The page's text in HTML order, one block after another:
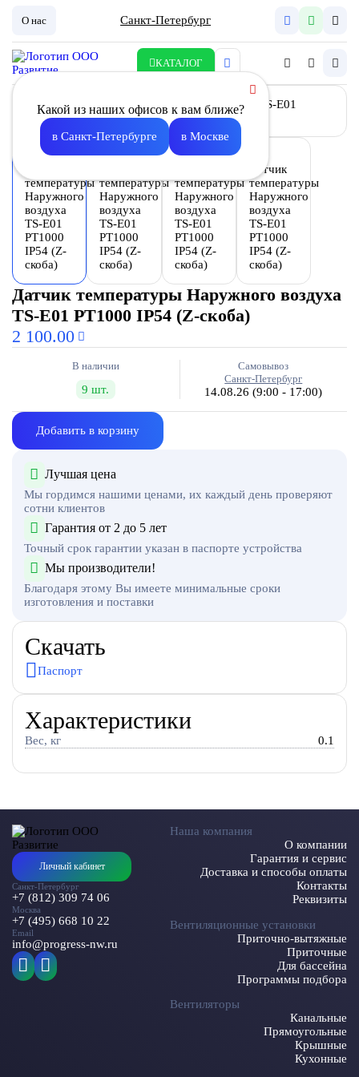
О нас Санкт-Петербург
КАТАЛОГ
Какой из наших офисов к вам ближе?
в Санкт-Петербурге в Москве
Датчик температуры Наружного воздуха
TS-E01 PT1000 IP54 (Z-скоба)
2 100.00
В наличии
9 шт.
Самовывоз
Санкт-Петербург
14.08.26(9:00 - 17:00)
Добавить в корзину
Лучшая цена
Мы гордимся нашими ценами, их каждый день проверяют
сотни клиентов
Гарантия от 2 до 5 лет
Точный срок гарантии указан в паспорте устройства
Мы производители!
Благодаря этому Вы имеете минимальные сроки
изготовления и поставки
Скачать
Паспорт
Характеристики
Вес, кг 0.1
Личный кабинет
Санкт-Петербург
+7 (812) 309 74 06
Москва
+7 (495) 668 10 22
Email
info@progress-nw.ru
Наша компания
О компании
Гарантия и сервис
Доставка и способы оплаты
Контакты
Реквизиты
Вентиляционные установки
Приточно-вытяжные
Приточные
Для бассейна
Программы подбора
Вентиляторы
Канальные
Прямоугольные
Крышные
Кухонные